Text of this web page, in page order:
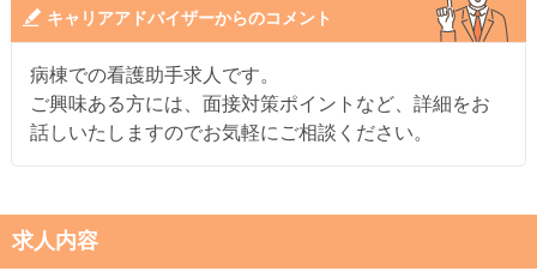
キャリアアドバイザーからのコメント
病棟での看護助手求人です。
ご興味ある方には、面接対策ポイントなど、詳細をお
話しいたしますのでお気軽にご相談ください。
求人内容